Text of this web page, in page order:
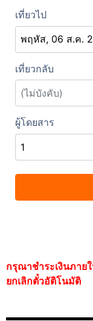
กรุณาชำระเงินภาย
ยกเลิกตั๋วอัติโนมัติ